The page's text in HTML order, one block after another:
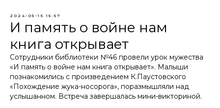
2024-05-15 15:57
И память о войне нам
книга открывает
Сотрудники библиотеки №46 провели урок мужества
«И память о войне нам книга открывает». Малыши
познакомились с произведением К.Паустовского
«Похождение жука-носорога», поразмышляли над
услышанном. Встреча завершалась мини-викториной.